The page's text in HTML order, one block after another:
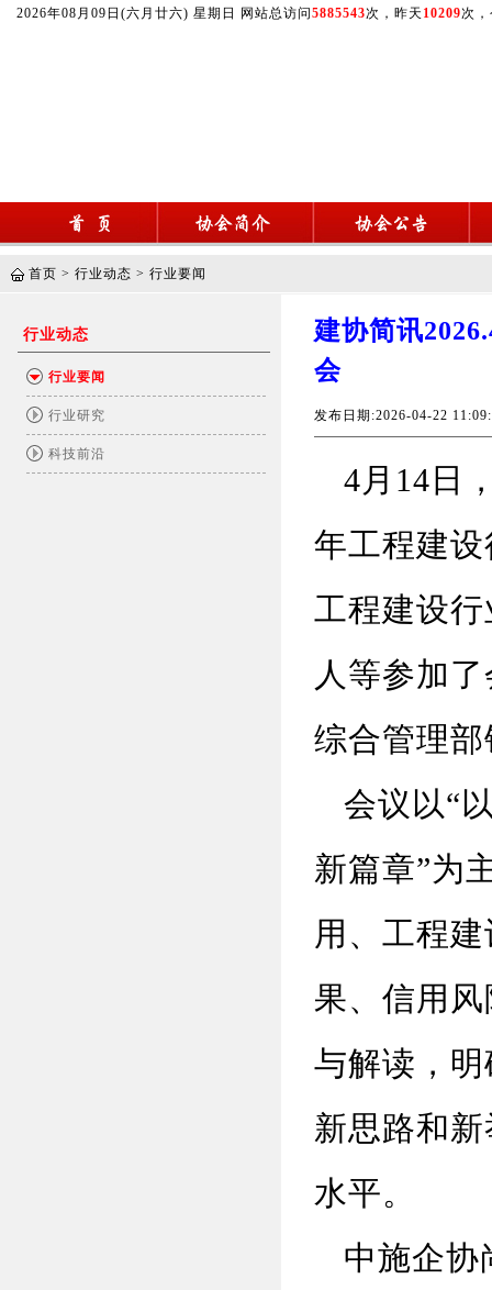
2026年08月09日(六月廿六) 星期日 网站总访问5885543次，昨天 10209次
首页 > 行业动态 > 行业要闻
行业动态
行业要闻
行业研究
科技前沿
建协简讯
会
发布日期:2026-04-22
4月14日
年工程建
工程建设
人等参加
综合管理
会议以“
新篇章”为
用、工程
果、信用
与解读，
新思路和
水平。
中施企协